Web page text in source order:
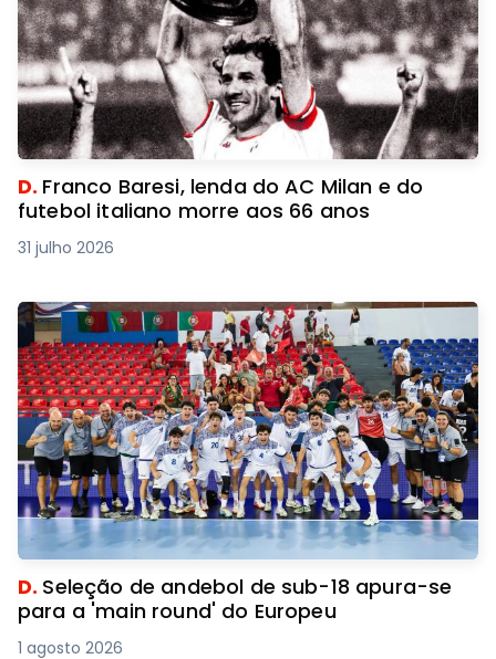
D. Franco Baresi, lenda do AC Milan e do
futebol italiano morre aos 66 anos
31 julho 2026
D. Seleção de andebol de sub-18 apura-se
para a 'main round' do Europeu
1 agosto 2026